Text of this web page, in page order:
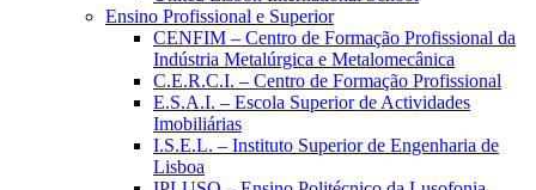
Ensino Profissional e Superior
CENFIM – Centro de Formação Profissional da
Indústria Metalúrgica e Metalomecânica
C.E.R.C.I. – Centro de Formação Profissional
E.S.A.I. – Escola Superior de Actividades
Imobiliárias
I.S.E.L. – Instituto Superior de Engenharia de
Lisboa